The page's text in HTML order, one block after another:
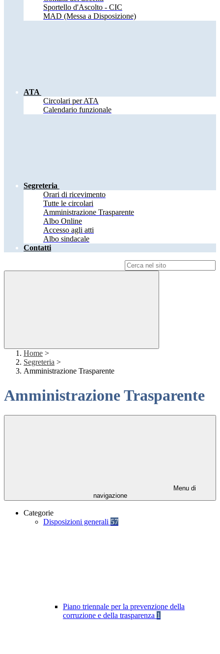
Sportello d'Ascolto - CIC
MAD (Messa a Disposizione)
ATA
Circolari per ATA
Calendario funzionale
Segreteria
Orari di ricevimento
Tutte le circolari
Amministrazione Trasparente
Albo Online
Accesso agli atti
Albo sindacale
Contatti
Home >
Segreteria >
Amministrazione Trasparente
Amministrazione Trasparente
Menu di
navigazione
Categorie
Disposizioni generali 57
Piano triennale per la prevenzione della
corruzione e della trasparenza 1